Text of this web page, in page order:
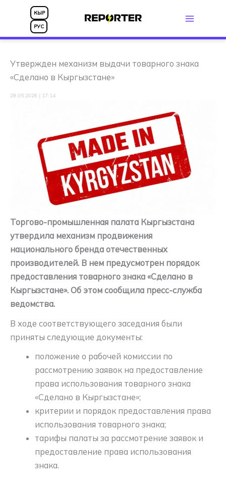
Перейти
содержимому
КЫР
РУС
Утвержден механизм выдачи товарного знака
«Сделано в Кыргызстане»
28.05.2026 | 17:14
Торгово-промышленная палата Кыргызстана
утвердила механизм продвижения
национального бренда отечественных
производителей. В нем предусмотрен порядок
предоставления товарного знака «Сделано в
Кыргызстане». Об этом сообщила пресс-служба
ведомства.
В ходе соответствующего заседания были
приняты следующие документы:
положение о рабочей комиссии по
рассмотрению заявок на предоставление
права использования товарного знака
«Сделано в Кыргызстане»;
критерии и порядок предоставления права
использования товарного знака;
тарифы палаты за рассмотрение заявок и
предоставление права использования
знака.